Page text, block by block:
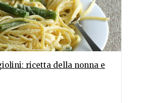
ricetta della nonna e